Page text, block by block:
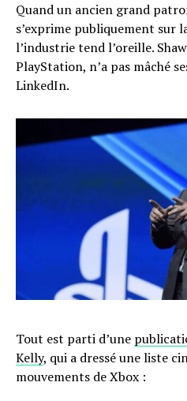
Quand un ancien grand
s’exprime publiquement sur
l’industrie tend l’oreille.
PlayStation, n’a pas mâché
LinkedIn.
Tout est parti d’une
Kelly, qui a dressé une liste
mouvements de Xbox :